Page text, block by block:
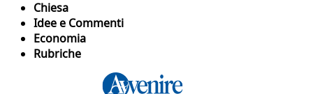
Chiesa
Idee e Commenti
Economia
Rubriche